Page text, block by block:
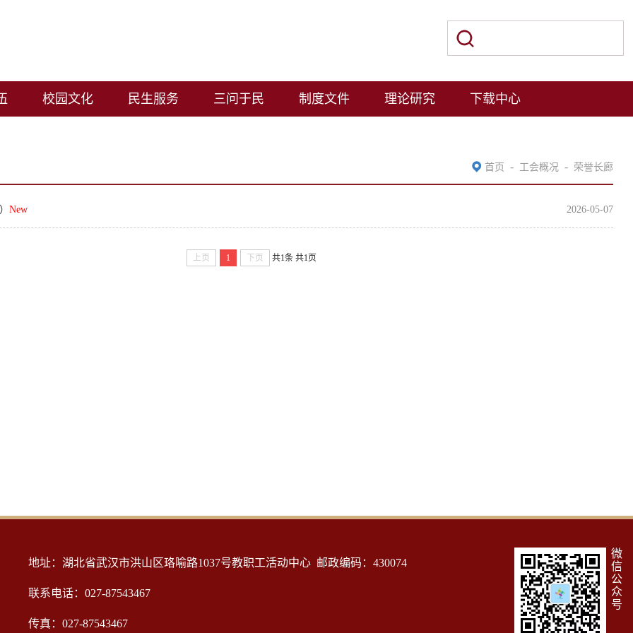
校园文化 民生服务 三问于民 制度文件 理论研究 下载中心
首页 - 工会概况 - 荣誉长廊
New 2026-05-07
上页 1 下页 共1条 共1页
微
信
公
众
号
地址：湖北省武汉市洪山区珞喻路1037号教职工活动中心 邮政编码：430074
联系电话：027-87543467
传真：027-87543467